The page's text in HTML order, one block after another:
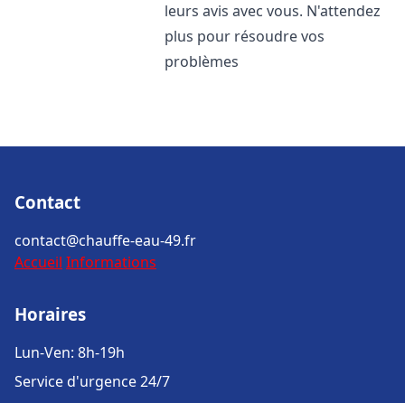
leurs avis avec vous. N'attendez
plus pour résoudre vos
problèmes
Contact
contact@chauffe-eau-49.fr
Accueil Informations
Horaires
Lun-Ven: 8h-19h
Service d'urgence 24/7